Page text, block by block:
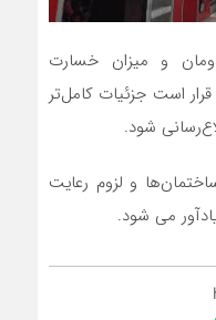
و میزان خسارت
است جزئیات کامل‌تر
شود.
و لزوم رعایت
می شود.